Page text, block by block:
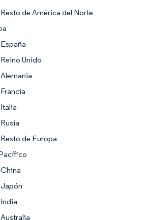
de América del Norte
Unido
de Europa